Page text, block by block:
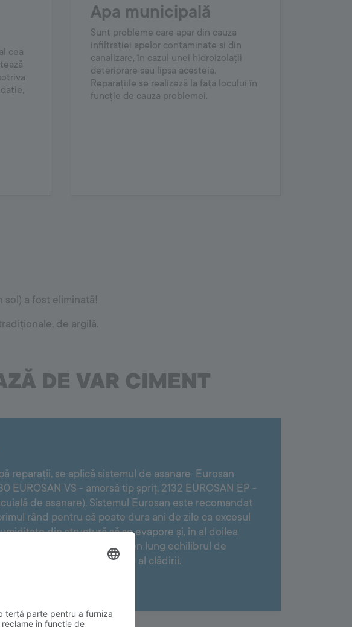
cea
Apa municipală
Sunt probleme care apar din cauza
infiltrației apelor contaminate si din
canalizare, în cazul unei hidroizolații
deteriorare sau lipsa acesteia.
Reparațiile se realizeză la fața locului în
funcție de cauza problemei.
a fost eliminată!
de argilă.
DE VAR CIMENT
reparații, se aplică sistemul de asanare Eurosan
EUROSAN VS - amorsă tip șpriț, 2132 EUROSAN EP -
de asanare). Sistemul Eurosan este recomandat
rând pentru că poate dura ani de zile ca excesul
din structură să se evapore și, în al doilea
pentru că asigură pe termen lung echilibrul de
al structurii pereților și al clădirii.